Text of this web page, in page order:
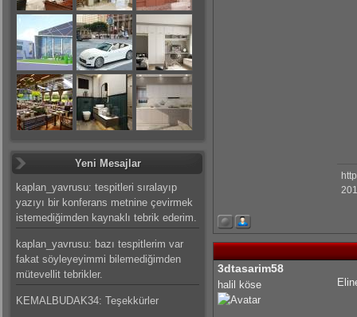
3dtasarim58
halil köse
Yeni Mesajlar
kaplan_yavrusu: tespitleri sıralayıp
yazıyı bir konferans metnine çevirmek
istemediğimden kaynaklı tebrik ederim.
kaplan_yavrusu: bazı tespitlerim var
fakat söyleyeyimmi bilemediğimden
mütevellit tebrikler.
KEMALBUDAK34: Teşekkürler